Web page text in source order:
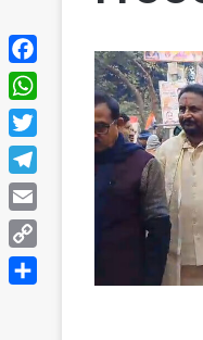
Facebook
WhatsApp
Twitter
Telegram
Email
Copy
Link